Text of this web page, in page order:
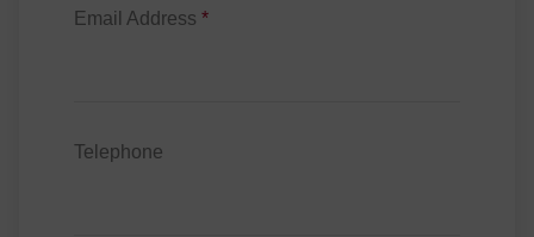
Email Address*
Telephone